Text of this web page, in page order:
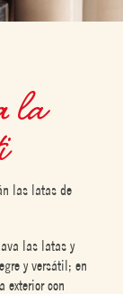
la
las latas de
las latas y
y versátil; en
exterior con